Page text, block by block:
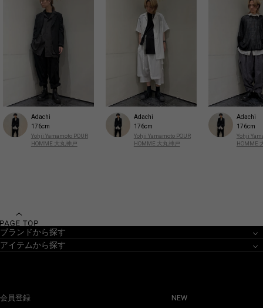
Adachi
176cm
Yohji Yamamoto POUR
HOMME 大丸神戸
Adachi
176cm
Yohji Yamamoto POUR
HOMME 大丸神戸
Adachi
176cm
Yohji
HOMME
ブランドから探す
アイテムから探す
会員登録 NEW